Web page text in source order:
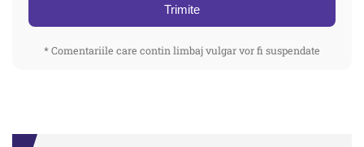
Trimite
* Comentariile care contin limbaj vulgar vor fi suspendate